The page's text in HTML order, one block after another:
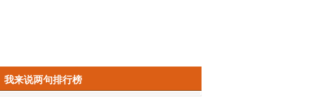
我来说两句排行榜